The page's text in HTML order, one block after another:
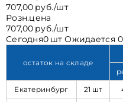
707,00 руб./шт
Розн.цена
707,00 руб./шт
Сегодня0 шт Ожидается
остаток на складе
Екатеринбург
21 шт